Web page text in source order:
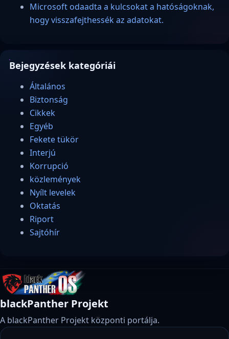
Microsoft odaadta a kulcsokat a hatóságoknak,
hogy visszafejthessék az adatokat.
Bejegyzések kategóriái
Általános
Biztonság
Cikkek
Egyéb
Fekete tükör
Interjú
Korrupció
közlemények
Nyílt levelek
Oktatás
Riport
Sajtóhír
blackPanther Projekt
A blackPanther Projekt központi portálja.